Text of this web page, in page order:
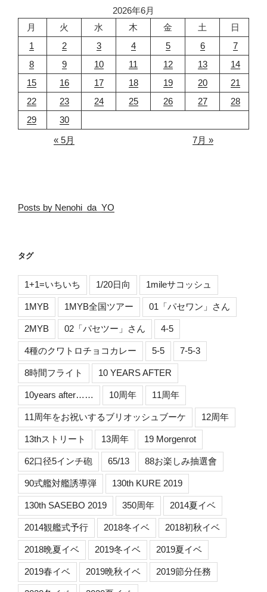
2026年6月
月
火 水 木 金 土
日
1
2 3 4 5 6
7
8
9 10 11 12 13
14
15
16 17 18 19 20
21
22
23 24 25 26 27
28
29
30
« 5月
7月 »
Posts by Nenohi_da_YO
タグ
1+1=いちいち 1/20日向 1mileサコッシュ
1MYB 1MYB全国ツアー 01「パセワン」さん
2MYB 02「パセツー」さん 4-5
4種のクワトロチョコカレー 5-5 7-5-3
8時間フライト 10 YEARS AFTER
10years after…… 10周年 11周年
11周年をお祝いするブリオッシュブーケ 12周年
13thストリート 13周年 19 Morgenrot
62口径5インチ砲 65/13 88お楽しみ抽選會
90式艦対艦誘導弾 130th KURE 2019
130th SASEBO 2019 350周年 2014夏イベ
2014観艦式予行 2018冬イベ 2018初秋イベ
2018晩夏イベ 2019冬イベ 2019夏イベ
2019春イベ 2019晩秋イベ 2019節分任務